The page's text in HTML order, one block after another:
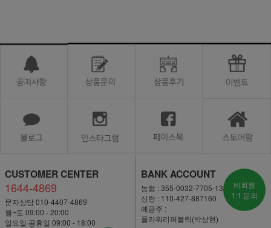
CUSTOMER CENTER
1644-4869
문자상담 010-4407-4869
월~토 09:00 - 20:00
일요일·공휴일 09:00 - 18:00
BANK ACCOUNT
농협 : 355-0032-7705-13
신한 : 110-427-887160
예금주 :
플라워리퍼블릭(박상현)
비회원
1:1 문의